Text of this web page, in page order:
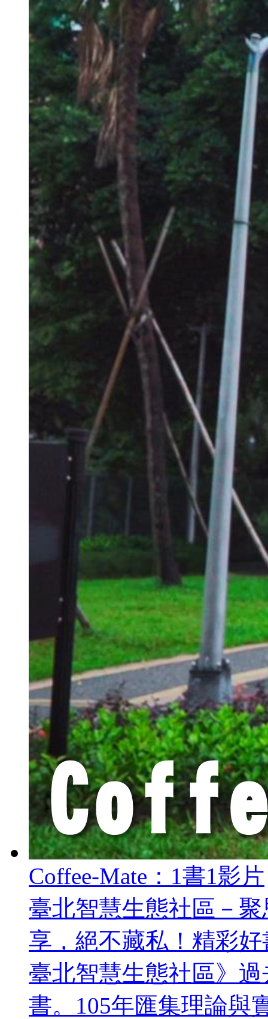
Coffee-Mate：1書1影片
臺北智慧生態社區－
享，絕不藏私！精彩好
臺北智慧生態社區》
書。105年匯集理論與